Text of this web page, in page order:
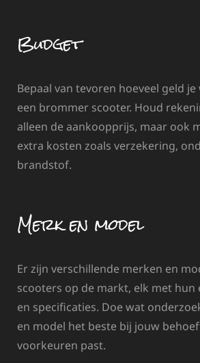
Budget
Bepaal van tevoren hoeveel geld
een brommer scooter. Houd
alleen de aankoopprijs, maar ook
extra kosten zoals verzekering,
brandstof.
Merk en model
Er zijn verschillende merken en
scooters op de markt, elk met hun
en specificaties. Doe wat
en model het beste bij jouw
voorkeuren past.